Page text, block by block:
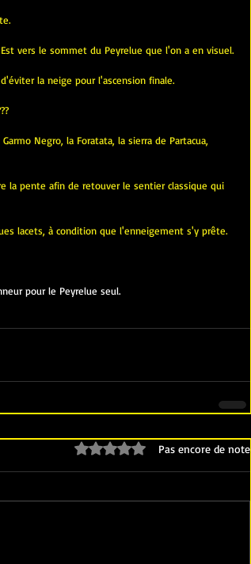
vers le sommet du Peyrelue que l'on a en visuel.
la neige pour l'ascension finale.
Negro, la Foratata, la sierra de Partacua,
la pente afin de retouver le sentier classique qui
lacets, à condition que l'enneigement s'y prête.
pour le Peyrelue seul.
Noté 0 étoile sur 5. Pas encore de note